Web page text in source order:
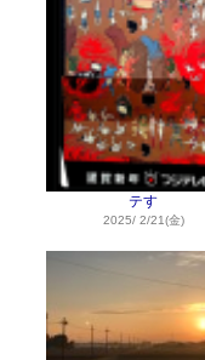
テす
2025/ 2/21(金)